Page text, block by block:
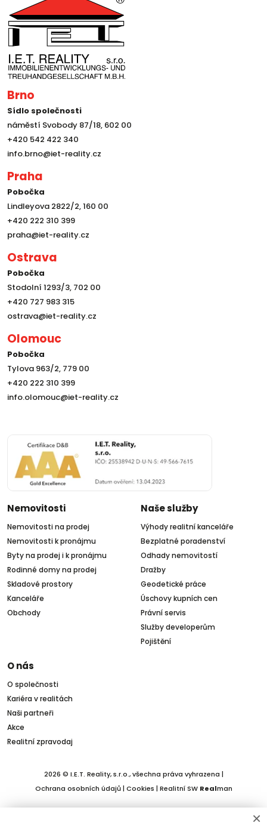
Brno
Sídlo společnosti
náměstí Svobody 87/18, 602 00
+420 542 422 340
info.brno@iet-reality.cz
Praha
Pobočka
Lindleyova 2822/2, 160 00
+420 222 310 399
praha@iet-reality.cz
Ostrava
Pobočka
Stodolní 1293/3, 702 00
+420 727 983 315
ostrava@iet-reality.cz
Olomouc
Pobočka
Tylova 963/2, 779 00
+420 222 310 399
info.olomouc@iet-reality.cz
Nemovitosti
Nemovitosti na prodej
Nemovitosti k pronájmu
Byty na prodej i k pronájmu
Rodinné domy na prodej
Skladové prostory
Kanceláře
Obchody
Naše služby
Výhody realitní kanceláře
Bezplatné poradenství
Odhady nemovitostí
Dražby
Geodetické práce
Úschovy kupních cen
Právní servis
Služby developerům
Pojištění
O nás
O společnosti
Kariéra v realitách
Naši partneři
Akce
Realitní zpravodaj
2026 © I.E.T. Reality, s.r.o., všechna práva vyhrazena |
Ochrana osobních údajů| Cookies | Realitní SW Realman
×